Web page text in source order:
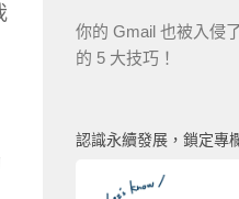
你的 Gmail 也被入侵
的 5 大技巧！
認識永續發展，鎖定專